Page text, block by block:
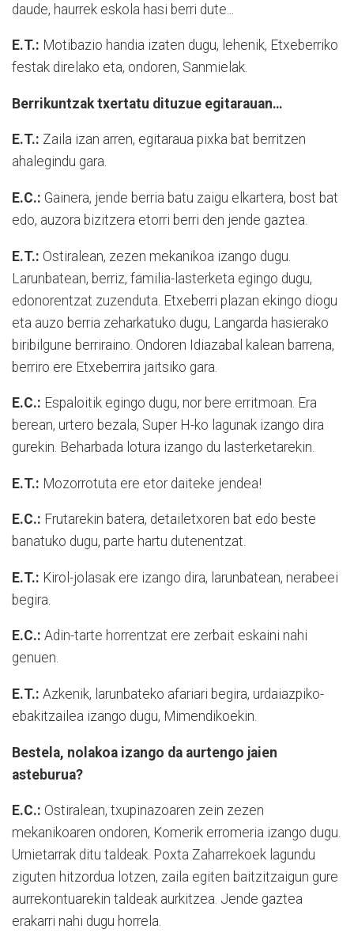
daude, haurrek eskola hasi berri dute...
E.T.: Motibazio handia izaten dugu, lehenik, Etxeberriko
festak direlako eta, ondoren, Sanmielak.
Berrikuntzak txertatu dituzue egitarauan…
E.T.: Zaila izan arren, egitaraua pixka bat berritzen
ahalegindu gara.
E.C.: Gainera, jende berria batu zaigu elkartera, bost bat
edo, auzora bizitzera etorri berri den jende gaztea.
E.T.: Ostiralean, zezen mekanikoa izango dugu.
Larunbatean, berriz, familia-lasterketa egingo dugu,
edonorentzat zuzenduta. Etxeberri plazan ekingo diogu
eta auzo berria zeharkatuko dugu, Langarda hasierako
biribilgune berriraino. Ondoren Idiazabal kalean barrena,
berriro ere Etxeberrira jaitsiko gara.
E.C.: Espaloitik egingo dugu, nor bere erritmoan. Era
berean, urtero bezala, Super H-ko lagunak izango dira
gurekin. Beharbada lotura izango du lasterketarekin.
E.T.: Mozorrotuta ere etor daiteke jendea!
E.C.: Frutarekin batera, detailetxoren bat edo beste
banatuko dugu, parte hartu dutenentzat.
E.T.: Kirol-jolasak ere izango dira, larunbatean, nerabeei
begira.
E.C.: Adin-tarte horrentzat ere zerbait eskaini nahi
genuen.
E.T.: Azkenik, larunbateko afariari begira, urdaiazpiko-
ebakitzailea izango dugu, Mimendikoekin.
Bestela, nolakoa izango da aurtengo jaien
asteburua?
E.C.: Ostiralean, txupinazoaren zein zezen
mekanikoaren ondoren, Komerik erromeria izango dugu.
Urnietarrak ditu taldeak. Poxta Zaharrekoek lagundu
ziguten hitzordua lotzen, zaila egiten baitzitzaigun gure
aurrekontuarekin taldeak aurkitzea. Jende gaztea
erakarri nahi dugu horrela.